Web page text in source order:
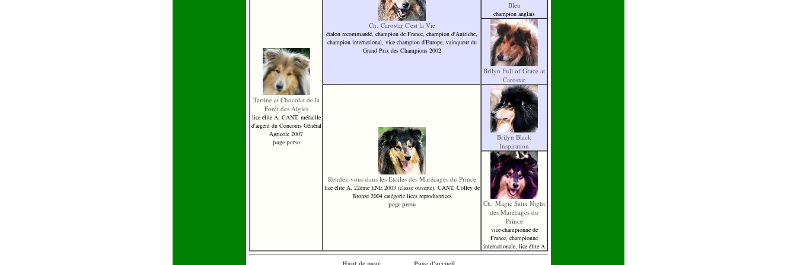
Tartine et Chocolat de la
Forêt des Aigles
lice élite A, CANT, médaille
d'argent du Concours Général
Agricole 2007
page perso
Ch. Carostar C'est la Vie
étalon recommandé, champion de France, champion d'Autriche,
champion international, vice-champion d'Europe, vainqueur du
Grand Prix des Champions 2002
Bleu
champion anglais
Brilyn Full of Grace at
Carostar
Rendez-vous dans les Etoiles des Marécages du Prince
lice élite A, 22ème ENE 2003 (classe ouverte), CANT, Colley de
Bronze 2004 catégorie lices reproductrices
page perso
Brilyn Black
Inspiration
Ch. Magic Satin Night
des Marécages du
Prince
vice-championne de
France, championne
internationale, lice élite A